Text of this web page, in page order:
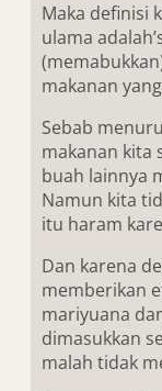
Maka definisi
ulama
makanan
Sebab
makanan kita
buah lainnya
Namun kita
itu haram
Dan karena
memberikan
mariyuana
dimasukkan
malah tidak